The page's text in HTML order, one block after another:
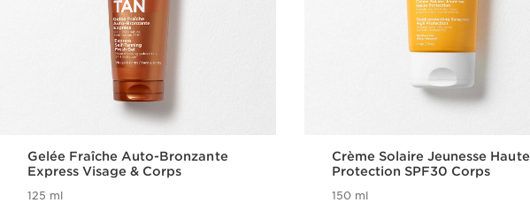
Gelée Fraîche Auto-Bronzante
Express Visage & Corps
125 ml
Crème Solaire Jeunesse Haute
Protection SPF30 Corps
150 ml